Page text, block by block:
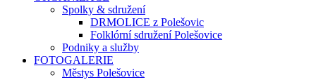
Spolky & sdružení
DRMOLICE z Polešovic
Folklórní sdružení Polešovice
Podniky a služby
FOTOGALERIE
Městys Polešovice